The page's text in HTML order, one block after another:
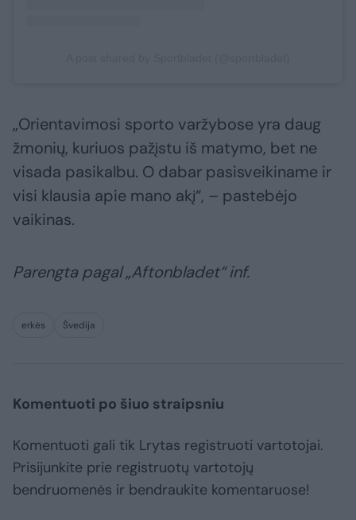
„Orientavimosi sporto varžybose yra daug
žmonių, kuriuos pažįstu iš matymo, bet ne
visada pasikalbu. O dabar pasisveikiname ir
visi klausia apie mano akį“, – pastebėjo
vaikinas.
Parengta pagal „Aftonbladet“ inf.
erkės Švedija
Komentuoti po šiuo straipsniu
Komentuoti gali tik Lrytas registruoti vartotojai.
Prisijunkite prie registruotų vartotojų
bendruomenės ir bendraukite komentaruose!